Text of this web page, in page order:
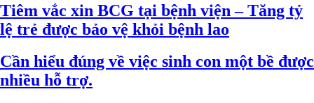
Tiêm vắc xin BCG tại bệnh viện – Tăng tỷ
lệ trẻ được bảo vệ khỏi bệnh lao
Cần hiểu đúng về việc sinh con một bề được
nhiều hỗ trợ.